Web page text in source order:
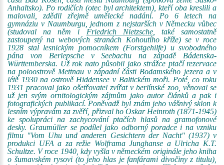
Anhaltsko). Po rodičích (otec byl architektem), kteří oba kreslili a
malovali, zdědil zřejmě umělecké nadání. Po 6 letech na
gymnáziu v Naumburgu, jednom z nejstarších v Německu vůbec
(studoval na něm i Friedrich Nietzsche, také samostatně
zastoupený na webových stranách Kohoutího kříže) se v roce
1928 stal lesnickým pomocníkem (Forstgehilfe) u svobodného
pána von Berlepsche v Seebachu na západě Bádenska-
Württemberska. Už rok nato působil jako strážce ptačí rezervace
na poloostrově Mettnau v západní části Bodamského jezera a v
létě 1930 na ostrově Hiddensee v Baltickém moři. Poté, co roku
1931 pracoval jako ošetřovatel zvířat v berlínské zoo, věnoval se
už jen svým ornitologickým zájmům jako autor článků a pak i
fotografických publikací. Poněvadž byl znám jeho vášnivý sklon k
lesním výpravám za zvěří, přizval ho Oskar Heinroth (1871-1945)
ke spolupráci na zachycování ptačích hlasů na gramofonové
desky. Graumüller se podílel jako odborný poradce i na vzniku
filmu "Vom Uhu und anderen Gesichtern der Nacht" (1937) v
produkci UFA a za režie Wolframa Junghanse a Ulricha K.T.
Schultze. V roce 1940, kdy vyšla v německém originále jeho kniha
o šumavském rysovi (to jeho hlas je fanfárami divočiny z titulu),